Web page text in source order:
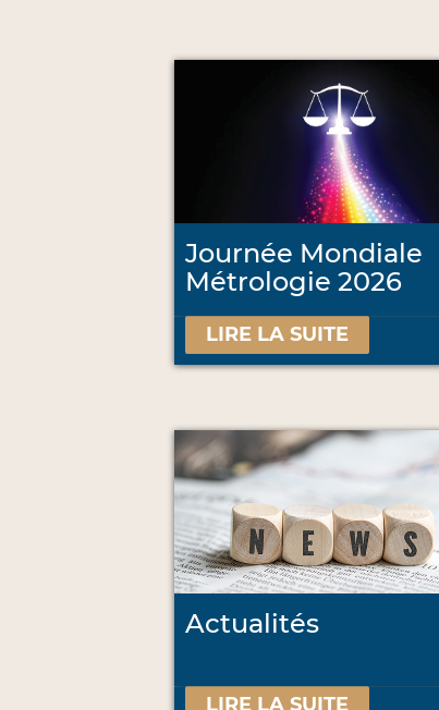
Journée Mondiale
Métrologie 2026
LIRE LA SUITE
Actualités
LIRE LA SUITE